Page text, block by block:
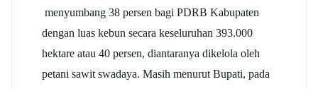
menyumbang 38 persen bagi PDRB Kabupaten
dengan luas kebun secara keseluruhan 393.000
hektare atau 40 persen, diantaranya dikelola oleh
petani sawit swadaya. Masih menurut Bupati, pada